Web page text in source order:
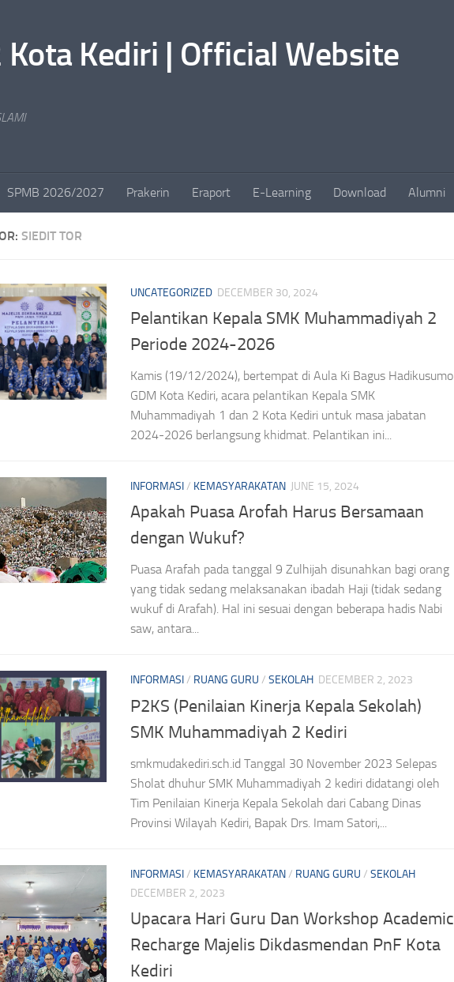
Kediri | Official Website
SPMB 2026/2027 Prakerin Eraport E-Learning Download Alumni
SIEDIT TOR
UNCATEGORIZED DECEMBER 30, 2024
Pelantikan Kepala SMK Muhammadiyah 2
Periode 2024-2026
Kamis (19/12/2024), bertempat di Aula Ki Bagus Hadikusumo
GDM Kota Kediri, acara pelantikan Kepala SMK
Muhammadiyah 1 dan 2 Kota Kediri untuk masa jabatan
2024-2026 berlangsung khidmat. Pelantikan ini...
INFORMASI/ KEMASYARAKATAN JUNE 15, 2024
Apakah Puasa Arofah Harus Bersamaan
dengan Wukuf?
Puasa Arafah pada tanggal 9 Zulhijah disunahkan bagi orang
yang tidak sedang melaksanakan ibadah Haji (tidak sedang
wukuf di Arafah). Hal ini sesuai dengan beberapa hadis Nabi
saw, antara...
INFORMASI/ RUANG GURU / SEKOLAH DECEMBER 2, 2023
P2KS (Penilaian Kinerja Kepala Sekolah)
SMK Muhammadiyah 2 Kediri
smkmudakediri.sch.id Tanggal 30 November 2023 Selepas
Sholat dhuhur SMK Muhammadiyah 2 kediri didatangi oleh
Tim Penilaian Kinerja Kepala Sekolah dari Cabang Dinas
Provinsi Wilayah Kediri, Bapak Drs. Imam Satori,...
INFORMASI/ KEMASYARAKATAN/ RUANG GURU / SEKOLAH
DECEMBER 2, 2023
Upacara Hari Guru Dan Workshop Academic
Recharge Majelis Dikdasmendan PnF Kota
Kediri